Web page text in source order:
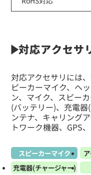
対応アクセサ
対応アクセサリには
ピーカーマイク、ヘ
ン、マイク、スピー
(バッテリー)、充電
ンテナ、キャリング
トワーク機器、GPS
スピーカーマイク
充電器(チャージャー)